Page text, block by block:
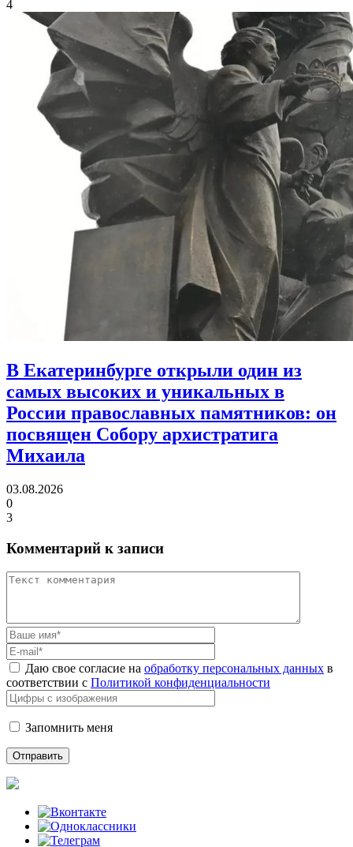
4
В Екатеринбурге открыли один из
самых высоких и уникальных в
России православных памятников: он
посвящен Собору архистратига
Михаила
03.08.2026
0
3
Комментарий к записи
Даю свое согласие на обработку персональных данных в
соответствии с Политикой конфиденциальности
Запомнить меня